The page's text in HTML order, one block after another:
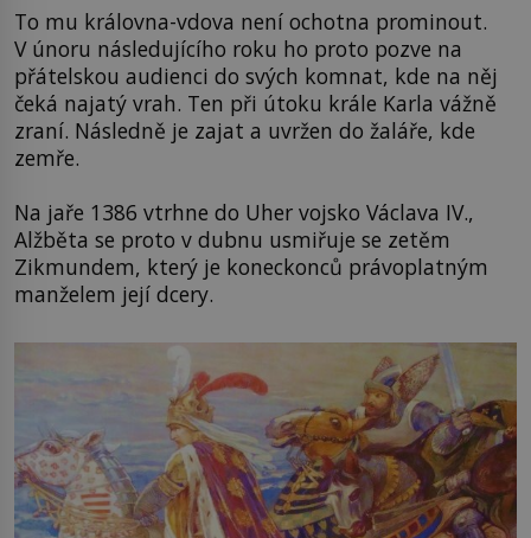
To mu královna-vdova není ochotna prominout.
V únoru následujícího roku ho proto pozve na
přátelskou audienci do svých komnat, kde na něj
čeká najatý vrah. Ten při útoku krále Karla vážně
zraní. Následně je zajat a uvržen do žaláře, kde
zemře.
Na jaře 1386 vtrhne do Uher vojsko Václava IV.,
Alžběta se proto v dubnu usmiřuje se zetěm
Zikmundem, který je koneckonců právoplatným
manželem její dcery.